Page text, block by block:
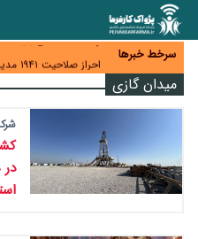
سرخط خبرها
هشدار درباره کاهش
رسانه تخصصی باید
صادرات محصولات
به چه قیمتی؟
سفارش همچنان
میدان گازی
در